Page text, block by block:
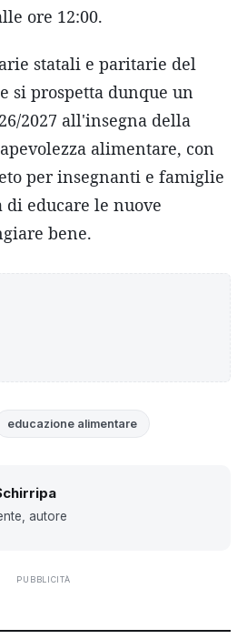
ore 12:00.
statali e paritarie del
si prospetta dunque un
2027 all'insegna della
alimentare, con
per insegnanti e famiglie
educare le nuove
bene.
educazione alimentare
autore
PUBBLICITÀ